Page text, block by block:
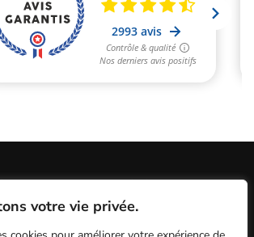
votre vie privée.
Conditions Générales de Vente
/ Cookies / RGP